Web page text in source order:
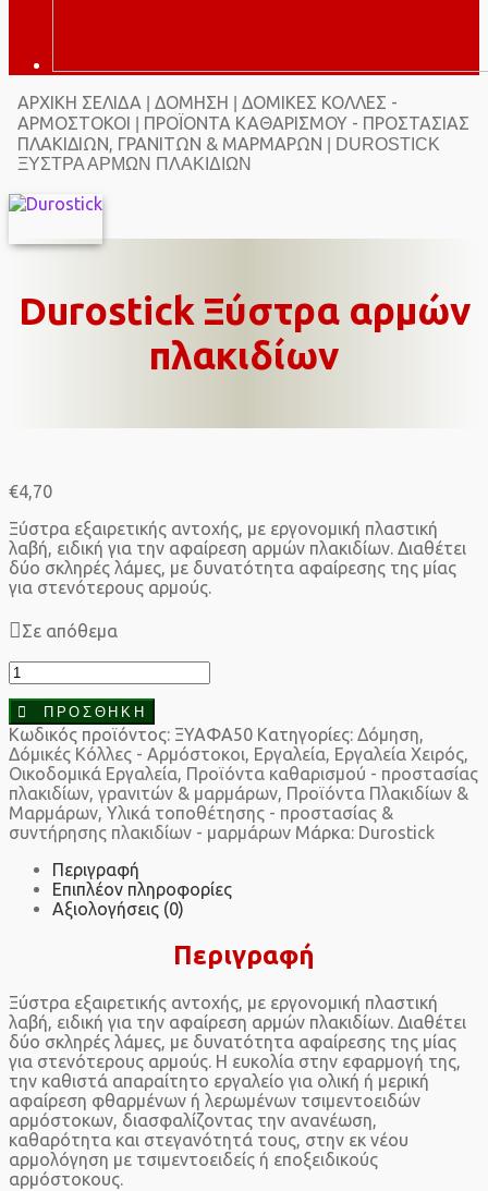
ΑΡΧΙΚΉ ΣΕΛΊΔΑ ΔΌΜΗΣΗ
ΔΌΜΙΚΈΣ ΚΌΛΛΕΣ -
ΑΡΜΌΣΤΟΚΟΙ
ΠΡΟΪΌΝΤΑ ΚΑΘΑΡΙΣΜΟΎ - ΠΡΟΣΤΑΣΊΑΣ
ΠΛΑΚΙΔΊΩΝ, ΓΡΑΝΙΤΏΝ & ΜΑΡΜΆΡΩΝ | DUROSTICK
ΞΎΣΤΡΑ ΑΡΜΏΝ ΠΛΑΚΙΔΊΩΝ
Durostick Ξύστρα αρμών
πλακιδίων
€4,70
Ξύστρα εξαιρετικής αντοχής, με εργονομική πλαστική
λαβή, ειδική για την αφαίρεση αρμών πλακιδίων. Διαθέτει
δύο σκληρές λάμες, με δυνατότητα αφαίρεσης της μίας
για στενότερους αρμούς.
Σε απόθεμα
Durostick
Ξύστρα
αρμών
πλακιδίων
ποσότητα
ΠΡΟΣΘΉΚΗ
Κωδικός προϊόντος: ΞΥΑΦΑ50 Κατηγορίες: Δόμηση,
Δόμικές Κόλλες - Αρμόστοκοι, Εργαλεία, Εργαλεία Χειρός,
Οικοδομικά Εργαλεία, Προϊόντα καθαρισμού - προστασίας
πλακιδίων, γρανιτών & μαρμάρων, Προϊόντα Πλακιδίων &
Μαρμάρων, Υλικά τοποθέτησης - προστασίας &
συντήρησης πλακιδίων - μαρμάρων Μάρκα: Durostick
Περιγραφή
Επιπλέον πληροφορίες
Αξιολογήσεις (0)
Περιγραφή
Ξύστρα εξαιρετικής αντοχής, με εργονομική πλαστική
λαβή, ειδική για την αφαίρεση αρμών πλακιδίων. Διαθέτει
δύο σκληρές λάμες, με δυνατότητα αφαίρεσης της μίας
για στενότερους αρμούς. Η ευκολία στην εφαρμογή της,
την καθιστά απαραίτητο εργαλείο για ολική ή μερική
αφαίρεση φθαρμένων ή λερωμένων τσιμεντοειδών
αρμόστοκων, διασφαλίζοντας την ανανέωση,
καθαρότητα και στεγανότητά τους, στην εκ νέου
αρμολόγηση με τσιμεντοειδείς ή εποξειδικούς
αρμόστοκους.